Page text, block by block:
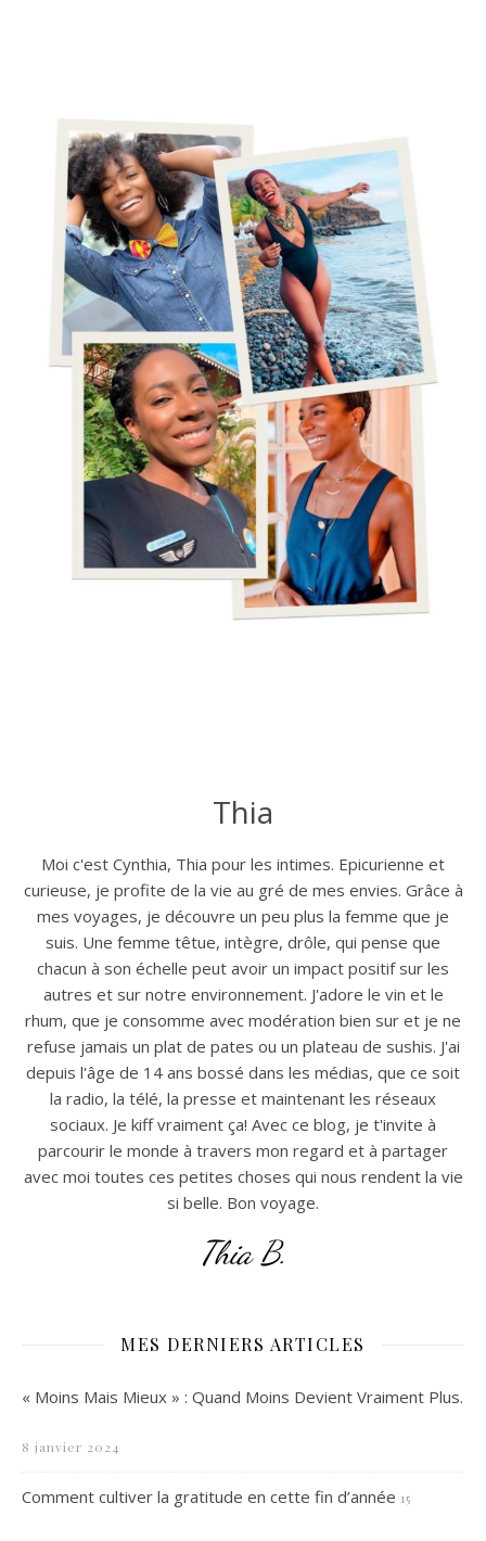
Thia
Moi c'est Cynthia, Thia pour les intimes. Epicurienne et
curieuse, je profite de la vie au gré de mes envies. Grâce à
mes voyages, je découvre un peu plus la femme que je
suis. Une femme têtue, intègre, drôle, qui pense que
chacun à son échelle peut avoir un impact positif sur les
autres et sur notre environnement. J'adore le vin et le
rhum, que je consomme avec modération bien sur et je ne
refuse jamais un plat de pates ou un plateau de sushis. J'ai
depuis l'âge de 14 ans bossé dans les médias, que ce soit
la radio, la télé, la presse et maintenant les réseaux
sociaux. Je kiff vraiment ça! Avec ce blog, je t'invite à
parcourir le monde à travers mon regard et à partager
avec moi toutes ces petites choses qui nous rendent la vie
si belle. Bon voyage.
Thia B.
MES DERNIERS ARTICLES
« Moins Mais Mieux » : Quand Moins Devient Vraiment Plus.
8 janvier 2024
Comment cultiver la gratitude en cette fin d’année 15